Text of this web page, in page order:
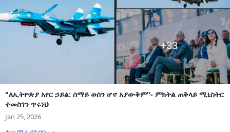
"ለኢትዮጵያ አየር ኃይል: ሰማይ ወሰን ሆኖ አያውቅም"- ምክትል ጠቅላይ ሚኒስትር
ተመስገን ጥሩነህ
Jan 25, 2026